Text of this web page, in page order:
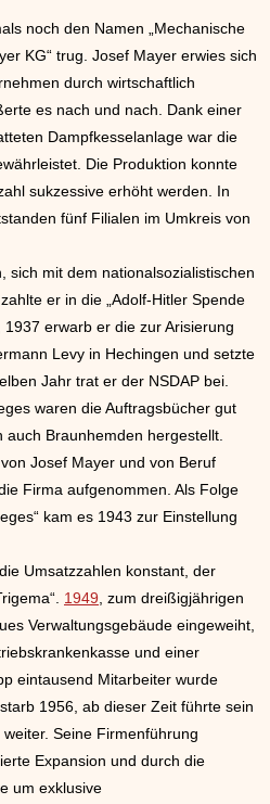
noch den Namen „Mechanische
KG“ trug. Josef Mayer erwies sich
durch wirtschaftlich
es nach und nach. Dank einer
Dampfkesselanlage war die
Die Produktion konnte
sukzessive erhöht werden. In
fünf Filialen im Umkreis von
sich mit dem nationalsozialistischen
er in die „Adolf-Hitler Spende
erwarb er die zur Arisierung
Levy in Hechingen und setzte
Jahr trat er der NSDAP bei.
waren die Auftragsbücher gut
Braunhemden hergestellt.
Josef Mayer und von Beruf
Firma aufgenommen. Als Folge
kam es 1943 zur Einstellung
Umsatzzahlen konstant, der
1949 , zum dreißigjährigen
Verwaltungsgebäude eingeweiht,
und einer
eintausend Mitarbeiter wurde
1956, ab dieser Zeit führte sein
Seine Firmenführung
Expansion und durch die
um exklusive